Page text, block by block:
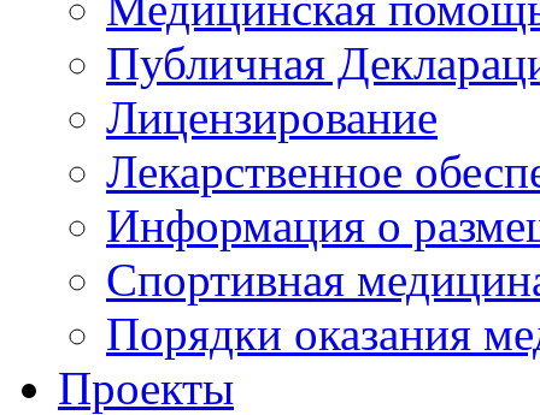
Публичная
Лицензирование
Лекарственное
Информация о
Спортивная
Порядки оказания
Проекты